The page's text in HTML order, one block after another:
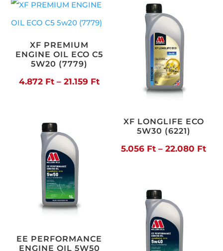
XF PREMIUM
ENGINE OIL ECO C5
5W20 (7779)
4.872 Ft – 21.159 FtÁrtartomány:
XF LONGLIFE ECO
5W30 (6221)
5.056 Ft – 22.080 Ft
EE PERFORMANCE
ENGINE OIL 5W50